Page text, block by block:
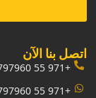
‏اتصل بنا الآن‏
+971 55 5797960
+971 55 5797960